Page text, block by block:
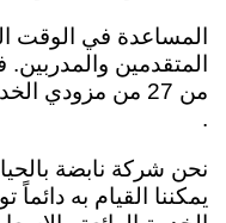
المساعدة في الوقت
المتقدمين
من 27 من مزودي
.
نحن شركة نابضة
يمكننا القيام به دائماً